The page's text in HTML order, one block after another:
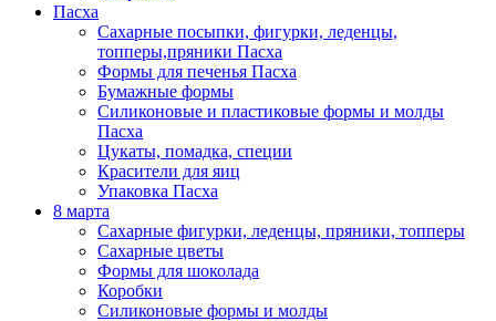
Пасха
Сахарные посыпки, фигурки, леденцы,
топперы,пряники Пасха
Формы для печенья Пасха
Бумажные формы
Силиконовые и пластиковые формы и молды
Пасха
Цукаты, помадка, специи
Красители для яиц
Упаковка Пасха
8 марта
Сахарные фигурки, леденцы, пряники, топперы
Сахарные цветы
Формы для шоколада
Коробки
Силиконовые формы и молды